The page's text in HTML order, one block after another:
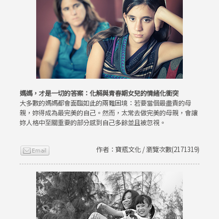
媽媽，才是一切的答案：化解與青春期女兒的情緒化衝突
大多數的媽媽都會面臨如此的兩難困境：若要當個最盡責的母
親，妳得成為最完美的自己。然而，太常去做完美的母親，會讓
妳人格中至關重要的部分感到自己多餘並且被忽視。
作者：寶瓶文化 / 瀏覽次數(2171319)